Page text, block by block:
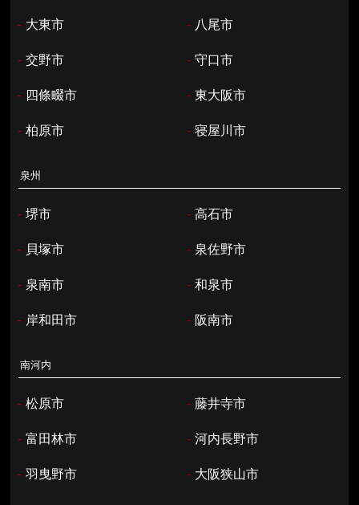
- 大東市 - 八尾市
- 交野市 - 守口市
- 四條畷市 - 東大阪市
- 柏原市 - 寝屋川市
泉州
- 堺市 - 高石市
- 貝塚市 - 泉佐野市
- 泉南市 - 和泉市
- 岸和田市 - 阪南市
南河内
- 松原市 - 藤井寺市
- 富田林市 - 河内長野市
- 羽曳野市 - 大阪狭山市